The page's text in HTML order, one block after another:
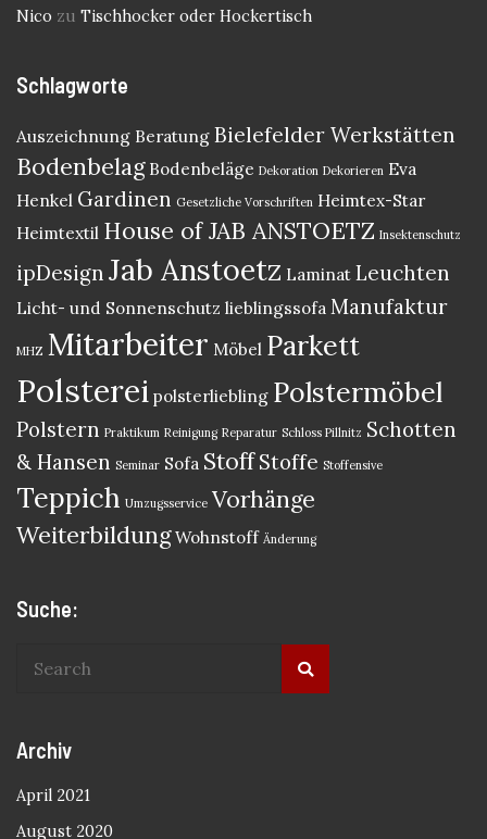
Nico zu Tischhocker oder Hockertisch
Schlagworte
Auszeichnung Beratung Bielefelder Werkstätten
Bodenbelag Bodenbeläge Dekoration Dekorieren Eva
Henkel Gardinen Gesetzliche Vorschriften Heimtex-Star
Heimtextil House of JAB ANSTOETZ Insektenschutz
ipDesign Jab Anstoetz Laminat Leuchten
Licht- und Sonnenschutz lieblingssofa Manufaktur
MHZ Mitarbeiter Möbel Parkett
Polsterei polsterliebling Polstermöbel
Polstern Praktikum Reinigung Reparatur Schloss Pillnitz Schotten
& Hansen Seminar Sofa Stoff Stoffe Stoffensive
Teppich Umzugsservice Vorhänge
Weiterbildung Wohnstoff Änderung
Suche:
Archiv
April 2021
August 2020